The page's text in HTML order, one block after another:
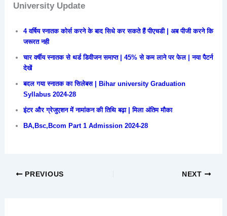
University Update
4 वर्षिय स्नातक कोर्स करने के बाद सिधे कर सकते हैं पीएचडी | अब पीजी करने कि
जरूरत नही
चार वर्षीय स्नातक से थर्ड डिवीजन समाप्त | 45% से कम लाने पर फेल | नया पैटर्न
देखें
बदल गया स्नातक का सिलेबस | Bihar university Graduation
Syllabus 2024-28
इंटर और ग्रेजुएशन में नामांकन की तिथि बढ़ा | मिला अंतिम मौका
BA,Bsc,Bcom Part 1 Admission 2024-28
PREVIOUS NEXT